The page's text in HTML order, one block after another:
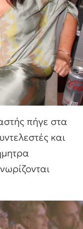
πήγε στα
και